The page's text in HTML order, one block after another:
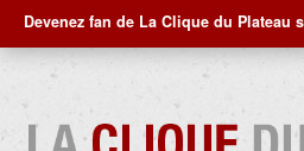
Devenez fan de La Clique du Plateau